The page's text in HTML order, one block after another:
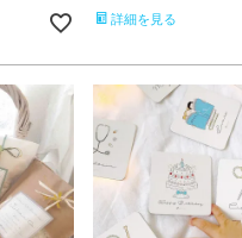
詳細を見る